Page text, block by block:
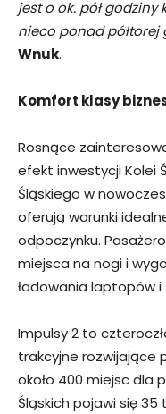
jest o ok. pół
nieco ponad półtorej
Wnuk.
Komfort klasy
Rosnące
efekt inwestycji Kolei
Śląskiego w
oferują warunki
odpoczynku.
miejsca na nogi i
ładowania laptopów
Impulsy 2 to
trakcyjne rozwijające
około 400 miejsc dla
Śląskich pojawi się